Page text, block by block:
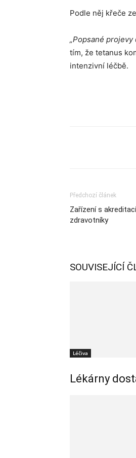
Podle něj křeče
„Popsané
tím, že tetanus
intenzivní léčbě.
Předchozí článek
Zařízení s
zdravotníky
SOUVISEJÍCÍ
Léčiva
Lékárny